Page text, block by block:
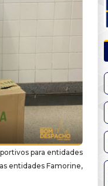
para entidades
entidades Famorine,